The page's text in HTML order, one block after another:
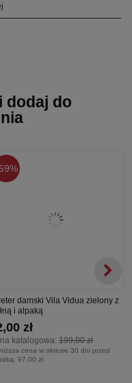
w pielęgnacji.
są estetycznym
dodaj do
59%
damski Vila Vidua zielony z
i alpaką
katalogowa: 199,00 zł
zł
cena w okresie 30 dni przed
97,00 zł